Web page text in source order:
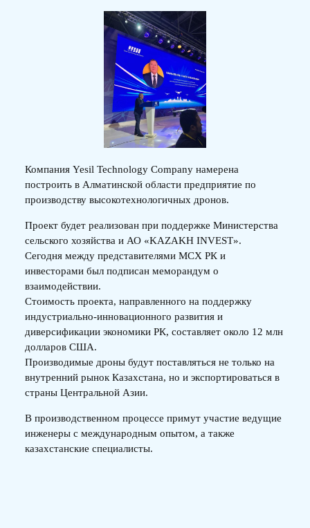
Компания Yesil Technology Company намерена
построить в Алматинской области предприятие по
производству высокотехнологичных дронов.
Проект будет реализован при поддержке Министерства
сельского хозяйства и АО «KAZAKH INVEST».
Сегодня между представителями МСХ РК и
инвесторами был подписан меморандум о
взаимодействии.
Стоимость проекта, направленного на поддержку
индустриально-инновационного развития и
диверсификации экономики РК, составляет около 12 млн
долларов США.
Производимые дроны будут поставляться не только на
внутренний рынок Казахстана, но и экспортироваться в
страны Центральной Азии.
В производственном процессе примут участие ведущие
инженеры с международным опытом, а также
казахстанские специалисты.